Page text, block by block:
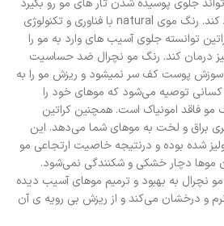
و حالت ارتجاعی مو را حفظ کند. رنگ موی natural با فناوری و تکنولوژی
توانسته جلوی آسیب های وارد به مو را
درمان کند. رنگ مو نچرال ضد حساسیت
سوزش پوست کف سر نمیشود و ریزش مو را به
کسانی توصیه می‌شود که موهای خود را
مو فاقد امونیاک است. همچنین کراتین
براق و لخت به موهای شما می‌دهد. این
شده بوده و درنتیجه خاصیت ارتجاعی مو
موها دچار خشکی و شکنندگی نمی‌شود.
نچرال به بهبود و ترمیم موهای آسیب دیده
و درخشان می‌کند و از ریزش بی رویه ی آن